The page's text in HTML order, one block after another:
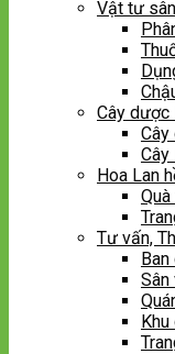
Vật tư
Cây dược
Cây
Hoa Lan
Tư vấn,
Ban